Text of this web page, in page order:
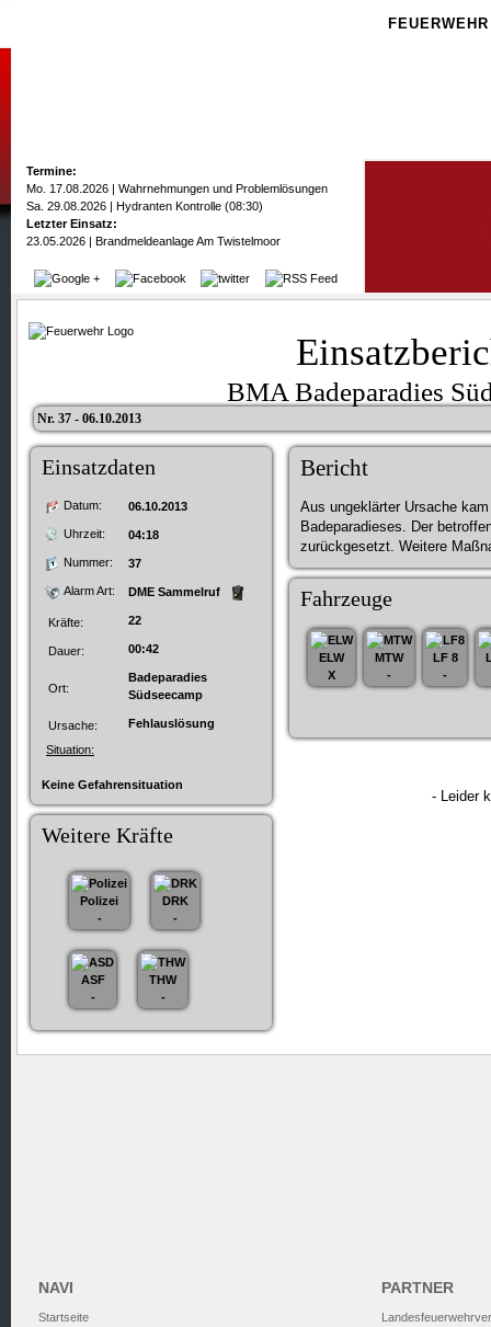
FEUERWEHR
Termine:
Mo. 17.08.2026 | Wahrnehmungen und Problemlösungen
Sa. 29.08.2026 | Hydranten Kontrolle (08:30)
Letzter Einsatz:
23.05.2026 | Brandmeldeanlage Am Twistelmoor
BMA Badeparadies
Nr. 37 - 06.10.2013
Einsatzdaten
Datum: 06.10.2013
Uhrzeit: 04:18
Nummer: 37
Alarm Art: DME Sammelruf
Kräfte: 22
Dauer: 00:42
Ort:
Badeparadies
Südseecamp
Ursache:
Fehlauslösung
Situation:
Keine Gefahrensituation
Weitere Kräfte
Polizei
-
DRK
-
ASF
-
THW
-
Bericht
Aus ungeklärter Ursache
Badeparadieses. Der
zurückgesetzt. Weitere
Fahrzeuge
ELW
X
MTW
-
LF 8
-
- Leider
NAVI
Startseite
PARTNER